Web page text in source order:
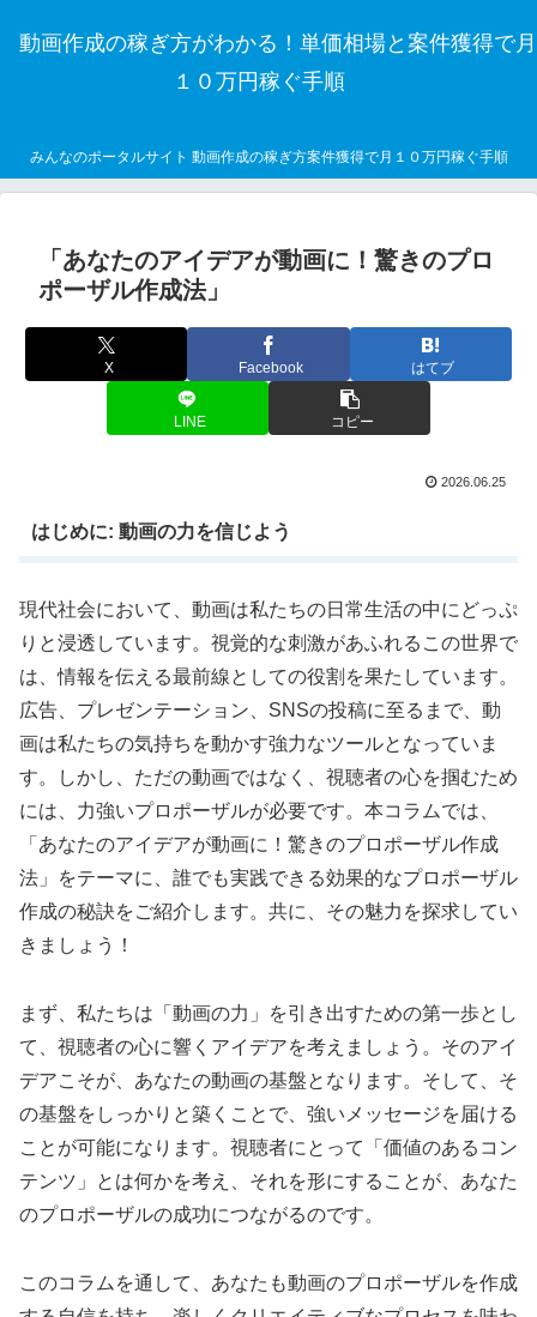
動画作成の稼ぎ方がわかる！単価相場と案件獲得で月
１０万円稼ぐ手順
みんなのポータルサイト 動画作成の稼ぎ方案件獲得で月１０万円稼ぐ手順
「あなたのアイデアが動画に！驚きのプロ
ポーザル作成法」
X Facebook はてブ
LINE コピー
2026.06.25
はじめに: 動画の力を信じよう
現代社会において、動画は私たちの日常生活の中にどっぷ
りと浸透しています。視覚的な刺激があふれるこの世界で
は、情報を伝える最前線としての役割を果たしています。
広告、プレゼンテーション、SNSの投稿に至るまで、動
画は私たちの気持ちを動かす強力なツールとなっていま
す。しかし、ただの動画ではなく、視聴者の心を掴むため
には、力強いプロポーザルが必要です。本コラムでは、
「あなたのアイデアが動画に！驚きのプロポーザル作成
法」をテーマに、誰でも実践できる効果的なプロポーザル
作成の秘訣をご紹介します。共に、その魅力を探求してい
きましょう！
まず、私たちは「動画の力」を引き出すための第一歩とし
て、視聴者の心に響くアイデアを考えましょう。そのアイ
デアこそが、あなたの動画の基盤となります。そして、そ
の基盤をしっかりと築くことで、強いメッセージを届ける
ことが可能になります。視聴者にとって「価値のあるコン
テンツ」とは何かを考え、それを形にすることが、あなた
のプロポーザルの成功につながるのです。
このコラムを通して、あなたも動画のプロポーザルを作成